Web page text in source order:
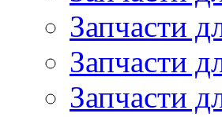
Запчасти
Запчасти
Запчасти